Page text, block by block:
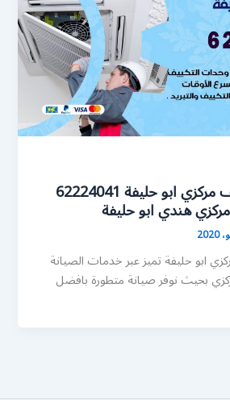
فني صيانة تكييف مركزي ابو حليفة 62224041
هندي ابو حليفة
ابو حليفة تميز عبر خدمات الصيانة
بحيث نوفر صيانة متطورة بافضل